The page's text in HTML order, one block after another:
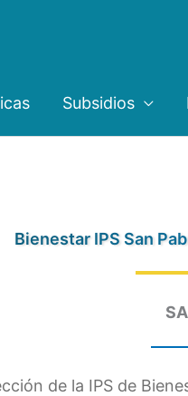
Subsidios
Bienestar IPS San
de la IPS de